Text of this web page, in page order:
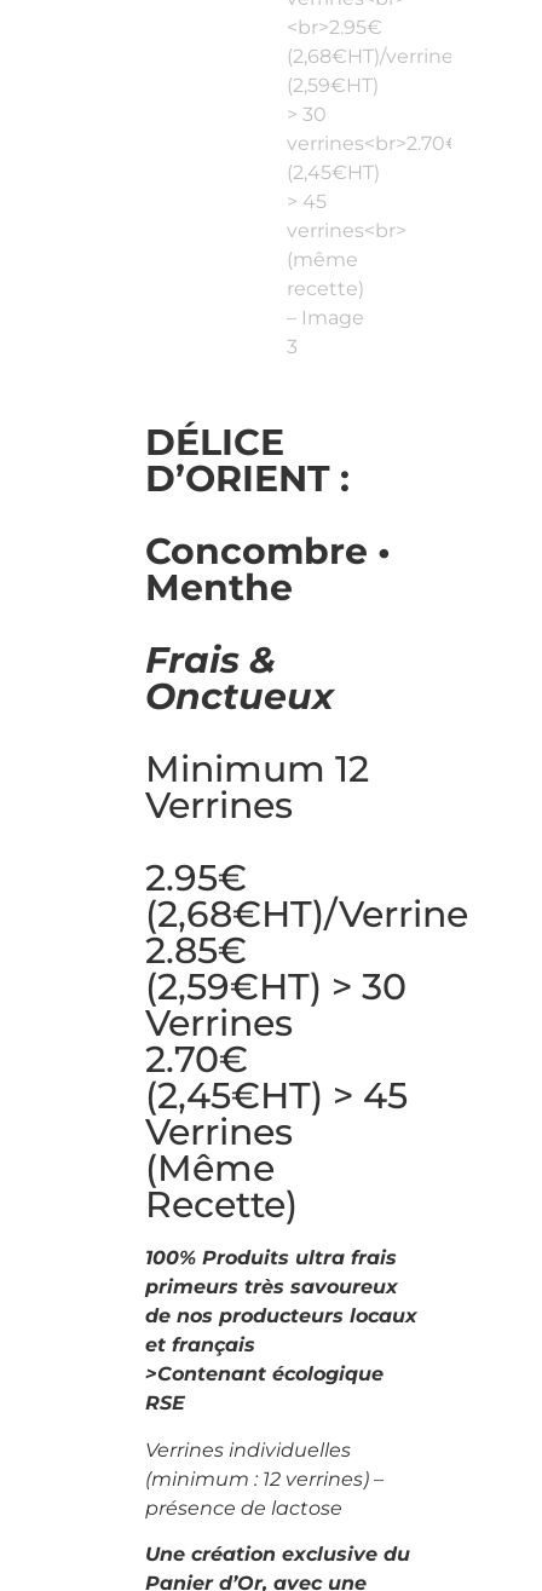
DÉLICE
D’ORIENT :
Concombre •
Menthe
Frais &
Onctueux
Minimum 12
Verrines
2.95€
(2,68€HT)/verrine
2.85€
(2,59€HT) > 30
Verrines
2.70€
(2,45€HT) > 45
Verrines
(même
Recette)
100% Produits ultra frais
primeurs très savoureux
de nos producteurs locaux
et français
>Contenant écologique
RSE
Verrines individuelles
(minimum : 12 verrines) –
présence de lactose
Une création exclusive du
Panier d’Or, avec une